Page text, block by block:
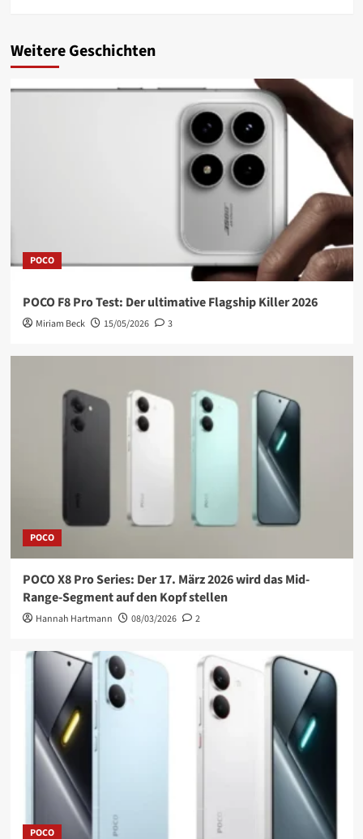
Weitere Geschichten
POCO
POCO F8 Pro Test: Der ultimative Flagship Killer 2026
Miriam Beck 15/05/2026 3
POCO
POCO X8 Pro Series: Der 17. März 2026 wird das Mid-
Range-Segment auf den Kopf stellen
Hannah Hartmann 08/03/2026 2
POCO